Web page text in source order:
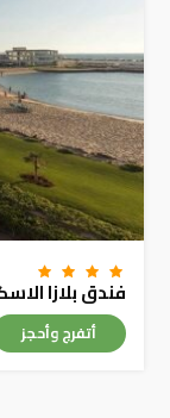
فندق بلازا
أتفرج وأحجز